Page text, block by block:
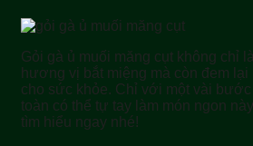
Gỏi gà ủ muối măng cụt không chỉ
hương vị bắt miệng mà còn đem lại
cho sức khỏe. Chỉ với một vài
toàn có thể tự tay làm món ngon
tìm hiểu ngay nhé!